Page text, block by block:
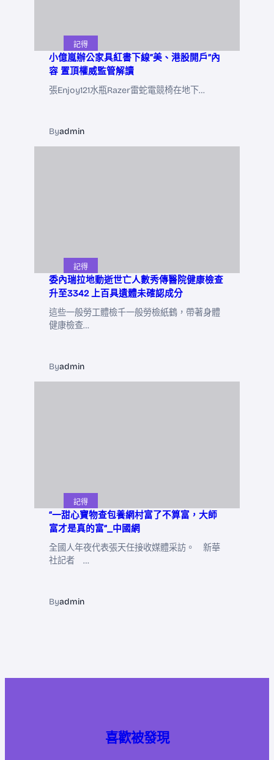
記得
小億嵐辦公家具紅書下線“美、港股開戶”內
容 置頂權威監管解讀
張Enjoy121水瓶Razer雷蛇電競椅在地下…
Byadmin
記得
委內瑞拉地動逝世亡人數秀傳醫院健康檢查
升至3342 上百具遺體未確認成分
這些一般勞工體檢千一般勞檢紙鶴，帶著身體
健康檢查…
Byadmin
記得
“一甜心寶物查包養網村富了不算富，大師
富才是真的富”_中國網
全國人年夜代表張天任接收媒體采訪。 新華
社記者 …
Byadmin
喜歡被發現